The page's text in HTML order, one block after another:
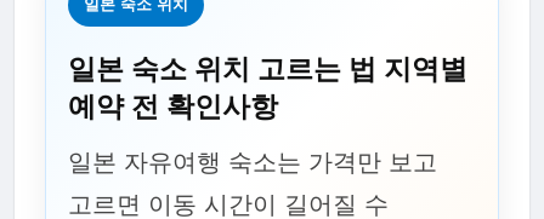
일본 숙소 위치
일본 숙소 위치 고르는 법 지역별
예약 전 확인사항
일본 자유여행 숙소는 가격만 보고
고르면 이동 시간이 길어질 수